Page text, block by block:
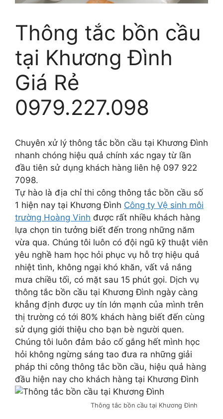
Thông tắc bồn cầu
tại Khương Đình
Giá Rẻ
0979.227.098
Chuyên xử lý thông tắc bồn cầu tại Khương Đình
nhanh chóng hiệu quả chính xác ngay từ lần
đầu tiên sử dụng khách hàng liên hệ 097 922
7098.
Tự hào là địa chỉ thi công thông tắc bồn cầu số
1 hiện nay tại Khương Đình Công ty Vệ sinh môi
trường Hoàng Vinh được rất nhiều khách hàng
lựa chọn tin tưởng biết đến trong những năm
vừa qua. Chúng tôi luôn có đội ngũ kỹ thuật viên
yêu nghề ham học hỏi phục vụ hỗ trợ hiệu quả
nhiệt tình, không ngại khó khăn, vất vả nắng
mưa chiều tối, có mặt sau 15 phút gọi. Dịch vụ
thông tắc bồn cầu tại Khương Đình ngày càng
khẳng định được uy tín lớn mạnh của mình trên
thị trường có tới 80% khách hàng biết đến cùng
sử dụng giới thiệu cho bạn bè người quen.
Chúng tôi luôn đảm bảo cố gắng hết mình học
hỏi không ngừng sáng tao đưa ra những giải
pháp thi công thông tắc bồn cầu, hiệu quả hàng
đầu hiện nay cho khách hàng tại Khương Đình
Thông tắc bồn cầu tại Khương Đình